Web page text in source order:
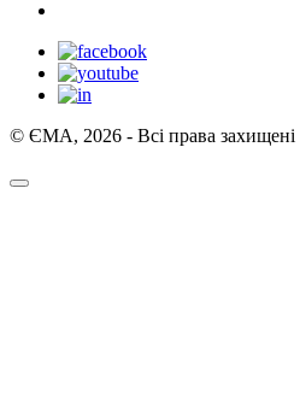
© ЄМА, 2026 - Всі права захищені